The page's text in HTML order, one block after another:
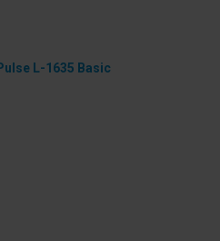
L-1635 Basic